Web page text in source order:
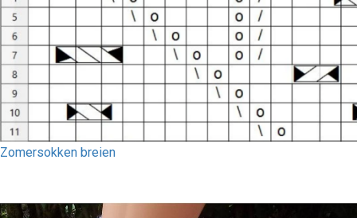
Zomersokken breien